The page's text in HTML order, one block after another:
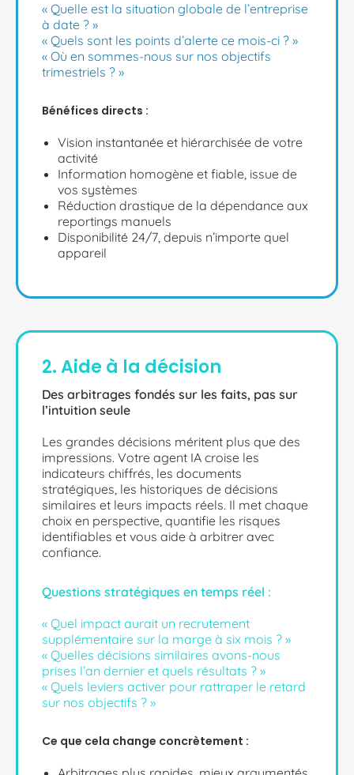
« Quelle est la situation globale de l’entreprise
à date ? »
« Quels sont les points d’alerte ce mois-ci ? »
« Où en sommes-nous sur nos objectifs
trimestriels ? »
Bénéfices directs :
Vision instantanée et hiérarchisée de votre
activité
Information homogène et fiable, issue de
vos systèmes
Réduction drastique de la dépendance aux
reportings manuels
Disponibilité 24/7, depuis n’importe quel
appareil
2. Aide à la décision
Des arbitrages fondés sur les faits, pas sur
l’intuition seule
Les grandes décisions méritent plus que des
impressions. Votre agent IA croise les
indicateurs chiffrés, les documents
stratégiques, les historiques de décisions
similaires et leurs impacts réels. Il met chaque
choix en perspective, quantifie les risques
identifiables et vous aide à arbitrer avec
confiance.
Questions stratégiques en temps réel :
« Quel impact aurait un recrutement
supplémentaire sur la marge à six mois ? »
« Quelles décisions similaires avons-nous
prises l’an dernier et quels résultats ? »
« Quels leviers activer pour rattraper le retard
sur nos objectifs ? »
Ce que cela change concrètement :